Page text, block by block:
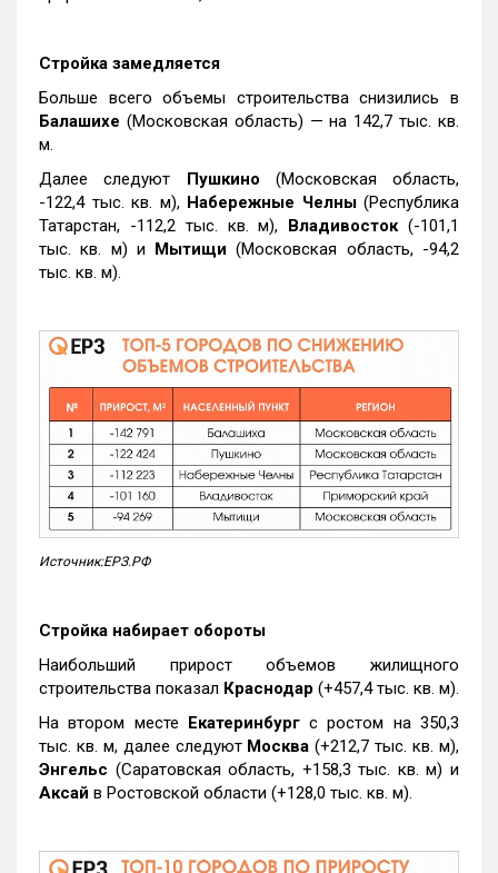
Стройка замедляется
Больше всего объемы строительства снизились в
Балашихе (Московская область) — на 142,7 тыс. кв.
м.
Далее следуют Пушкино (Московская область,
-122,4 тыс. кв. м), Набережные Челны(Республика
Татарстан, -112,2 тыс. кв. м), Владивосток(-101,1
тыс. кв. м) и Мытищи (Московская область, -94,2
тыс. кв. м).
Источник:ЕРЗ.РФ
Стройка набирает обороты
Наибольший прирост объемов жилищного
строительства показал Краснодар (+457,4 тыс. кв. м).
На втором месте Екатеринбургс ростом на 350,3
тыс. кв. м, далее следуют Москва (+212,7 тыс. кв. м),
Энгельс (Саратовская область, +158,3 тыс. кв. м) и
Аксай в Ростовской области (+128,0 тыс. кв. м).